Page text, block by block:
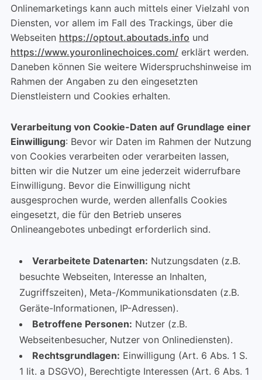
Onlinemarketings kann auch mittels einer Vielzahl von
Diensten, vor allem im Fall des Trackings, über die
Webseiten https://optout.aboutads.info und
https://www.youronlinechoices.com/erklärt werden.
Daneben können Sie weitere Widerspruchshinweise im
Rahmen der Angaben zu den eingesetzten
Dienstleistern und Cookies erhalten.
Verarbeitung von Cookie-Daten auf Grundlage einer
Einwilligung: Bevor wir Daten im Rahmen der Nutzung
von Cookies verarbeiten oder verarbeiten lassen,
bitten wir die Nutzer um eine jederzeit widerrufbare
Einwilligung. Bevor die Einwilligung nicht
ausgesprochen wurde, werden allenfalls Cookies
eingesetzt, die für den Betrieb unseres
Onlineangebotes unbedingt erforderlich sind.
Verarbeitete Datenarten: Nutzungsdaten (z.B.
besuchte Webseiten, Interesse an Inhalten,
Zugriffszeiten), Meta-/Kommunikationsdaten (z.B.
Geräte-Informationen, IP-Adressen).
Betroffene Personen: Nutzer (z.B.
Webseitenbesucher, Nutzer von Onlinediensten).
Rechtsgrundlagen: Einwilligung (Art. 6 Abs. 1 S.
1 lit. a DSGVO), Berechtigte Interessen (Art. 6 Abs. 1